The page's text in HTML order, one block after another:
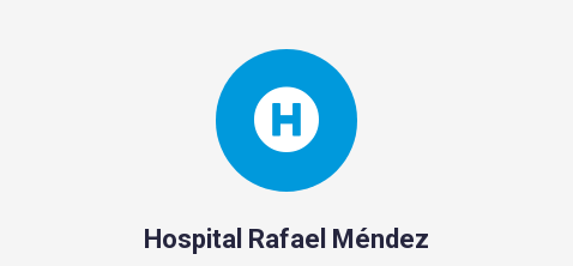
Hospital Rafael Méndez